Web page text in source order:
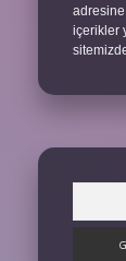
içerikler